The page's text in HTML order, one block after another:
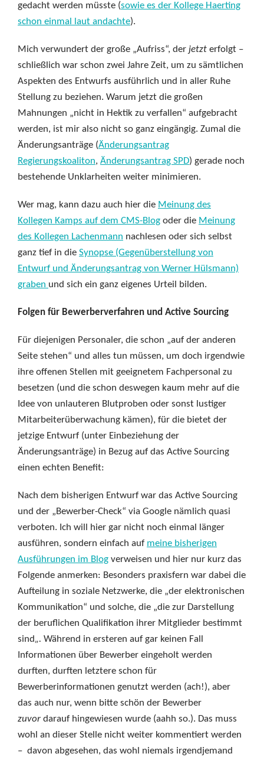
gedacht werden müsste (sowie es der Kollege Haerting
schon einmal laut andachte).
Mich verwundert der große „Aufriss“, der jetzt erfolgt –
schließlich war schon zwei Jahre Zeit, um zu sämtlichen
Aspekten des Entwurfs ausführlich und in aller Ruhe
Stellung zu beziehen. Warum jetzt die großen
Mahnungen „nicht in Hektik zu verfallen“ aufgebracht
werden, ist mir also nicht so ganz eingängig. Zumal die
Änderungsanträge (Änderungsantrag
Regierungskoaliton, Änderungsantrag SPD) gerade noch
bestehende Unklarheiten weiter minimieren.
Wer mag, kann dazu auch hier die Meinung des
Kollegen Kamps auf dem CMS-Blog oder die Meinung
des Kollegen Lachenmann nachlesen oder sich selbst
ganz tief in die Synopse (Gegenüberstellung von
Entwurf und Änderungsantrag von Werner Hülsmann)
graben und sich ein ganz eigenes Urteil bilden.
Folgen für Bewerberverfahren und Active Sourcing
Für diejenigen Personaler, die schon „auf der anderen
Seite stehen“ und alles tun müssen, um doch irgendwie
ihre offenen Stellen mit geeignetem Fachpersonal zu
besetzen (und die schon deswegen kaum mehr auf die
Idee von unlauteren Blutproben oder sonst lustiger
Mitarbeiterüberwachung kämen), für die bietet der
jetzige Entwurf (unter Einbeziehung der
Änderungsanträge) in Bezug auf das Active Sourcing
einen echten Benefit:
Nach dem bisherigen Entwurf war das Active Sourcing
und der „Bewerber-Check“ via Google nämlich quasi
verboten. Ich will hier gar nicht noch einmal länger
ausführen, sondern einfach auf meine bisherigen
Ausführungen im Blog verweisen und hier nur kurz das
Folgende anmerken: Besonders praxisfern war dabei die
Aufteilung in soziale Netzwerke, die „der elektronischen
Kommunikation“ und solche, die „die zur Darstellung
der beruflichen Qualifikation ihrer Mitglieder bestimmt
sind„. Während in ersteren auf gar keinen Fall
Informationen über Bewerber eingeholt werden
durften, durften letztere schon für
Bewerberinformationen genutzt werden (ach!), aber
das auch nur, wenn bitte schön der Bewerber
zuvor darauf hingewiesen wurde (aahh so.). Das muss
wohl an dieser Stelle nicht weiter kommentiert werden
– davon abgesehen, das wohl niemals irgendjemand